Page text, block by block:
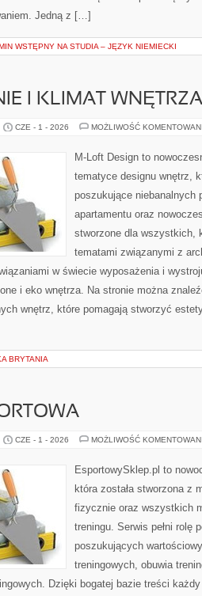
Jedną z […]
WSTĘPNY NA STUDIA – JĘZYK NIEMIECKI
I KLIMAT WNĘTRZA
CZE - 1 - 2026 MOŻLIWOŚĆ
M-Loft Design to
tematyce designu wnętrz,
poszukujące niebanalnych
apartamentu oraz
stworzone dla wszystkich,
tematami związanymi z
w świecie wyposażenia i
i eko wnętrza. Na stronie można
wnętrz, które pomagają stworzyć
BRYTANIA
CZE - 1 - 2026 MOŻLIWOŚĆ
EsportowySklep.pl to
która została stworzona z
fizycznie oraz wszystkich
treningu. Serwis pełni rolę
poszukujących
treningowych, obuwia
Dzięki bogatej bazie treści